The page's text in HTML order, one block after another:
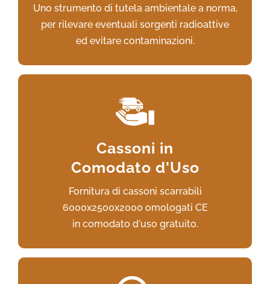
Uno strumento di tutela ambientale a norma,
per rilevare eventuali sorgenti radioattive
ed evitare contaminazioni.
Cassoni in
Comodato d'Uso
Fornitura di cassoni scarrabili
6000x2500x2000 omologati CE
in comodato d'uso gratuito.
La garanzia di un regolare servizio
metallici,
interamente a nostro carico.